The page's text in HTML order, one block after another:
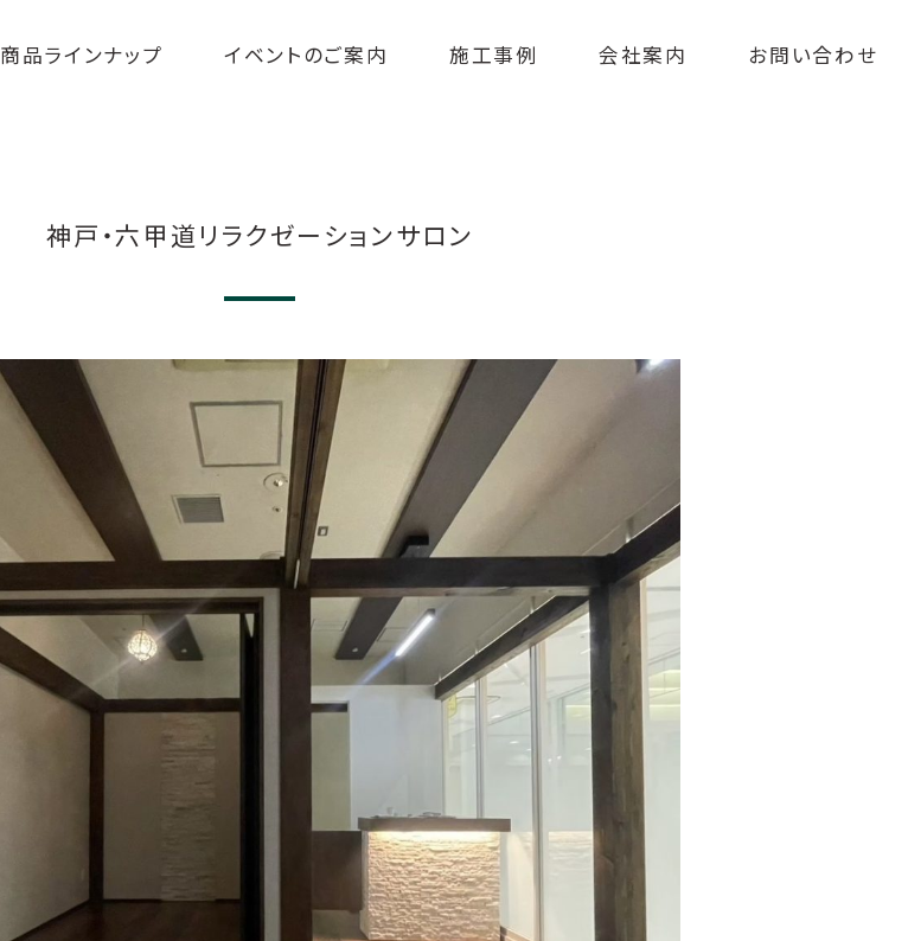
商品ラインナップ イベントのご案内 施工事例 会社案内 お問い合わせ
神戸・六甲道リラクゼーションサロン